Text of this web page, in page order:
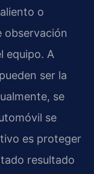
o
observación
equipo. A
ser la
se
se
es proteger
resultado